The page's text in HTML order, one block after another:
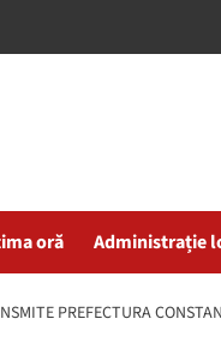
oră Administrație
PREFECTURA